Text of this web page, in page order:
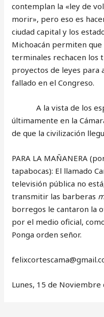
contemplan la «ley de
morir», pero eso es
ciudad capital y los
Michoacán permiten
terminales rechacen los
proyectos de leyes para
fallado en el Congreso.
A la vista de los
últimamente en la
de que la civilización
PARA LA MAÑANERA
tapabocas): El llamado
televisión pública no
transmitir las barberas
borregos le cantaron la
por el medio oficial,
Ponga orden señor.
Lunes, 15 de Noviembre